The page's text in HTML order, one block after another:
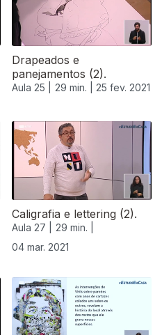
Drapeados e
panejamentos (2).
Aula 25 | 29 min. | 25 fev. 2021
Caligrafia e lettering (2).
Aula 27 |
29 min. |
04 mar. 2021